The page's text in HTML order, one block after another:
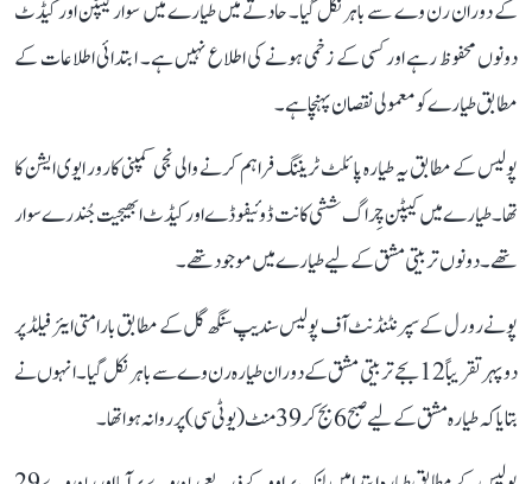
کے دوران رن وے سے باہر نکل گیا۔ حادثے میں طیارے میں سوار کیپٹن اور کیڈٹ
دونوں محفوظ رہے اور کسی کے زخمی ہونے کی اطلاع نہیں ہے۔ ابتدائی اطلاعات کے
مطابق طیارے کو معمولی نقصان پہنچا ہے۔
پولیس کے مطابق یہ طیارہ پائلٹ ٹریننگ فراہم کرنے والی نجی کمپنی کارور ایوی ایشن کا
تھا۔ طیارے میں کیپٹن چِراگ ششی کانت ڈوئیفوڈے اور کیڈٹ ابھیجیت جُندرے سوار
تھے۔ دونوں تربیتی مشق کے لیے طیارے میں موجود تھے۔
پونے رورل کے سپرنٹنڈنٹ آف پولیس سندیپ سنگھ گل کے مطابق بارامتی ایئر فیلڈ پر
دوپہر تقریباً 12 بجے تربیتی مشق کے دوران طیارہ رن وے سے باہر نکل گیا۔ انہوں نے
بتایا کہ طیارہ مشق کے لیے صبح 6 بج کر 39 منٹ (یو ٹی سی) پر روانہ ہوا تھا۔